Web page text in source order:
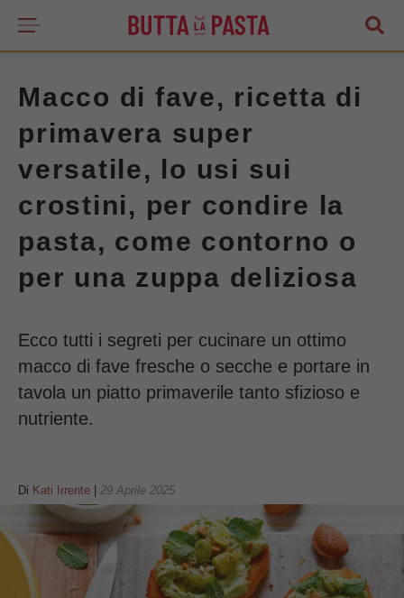
Macco di fave, ricetta di
primavera super
versatile, lo usi sui
crostini, per condire la
pasta, come contorno o
per una zuppa deliziosa
Ecco tutti i segreti per cucinare un ottimo
macco di fave fresche o secche e portare in
tavola un piatto primaverile tanto sfizioso e
nutriente.
Di Kati Irrente 29 Aprile 2025